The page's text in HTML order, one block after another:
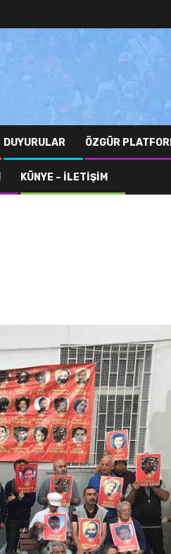
DUYURULAR ÖZGÜR
KÜNYE – İLETIŞIM